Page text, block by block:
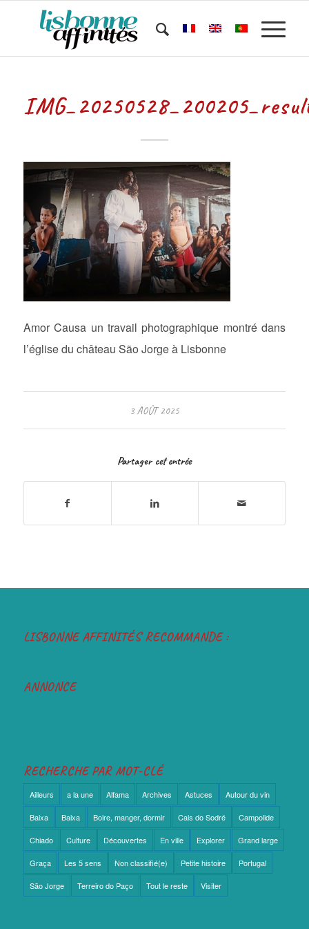
Amor Causa un travail photographique montré dans
l’église du château São Jorge à Lisbonne
3 AOÛT 2025
Partager cet entrée
LISBONNE AFFINITÉS RECOMMANDE :
ANNONCE
RECHERCHE PAR MOT-CLÉ
Ailleurs a la une Alfama Archives Astuces Autour du vin
Baixa Baixa Boire, manger, dormir Cais do Sodré Campolide
Chiado Culture Découvertes En ville Explorer Grand large
Graça Les 5 sens Non classifié(e) Petite histoire Portugal
São Jorge Terreiro do Paço Tout le reste Visiter